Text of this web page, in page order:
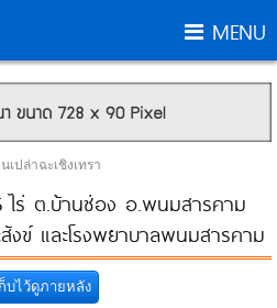
MENU
เปล่าฉะเชิงเทรา
ไร่ ต.บ้านซ่อง อ.พนมสารคาม
สังข์ และโรงพยาบาลพนมสารคาม
ก็บไว้ดูภายหลัง